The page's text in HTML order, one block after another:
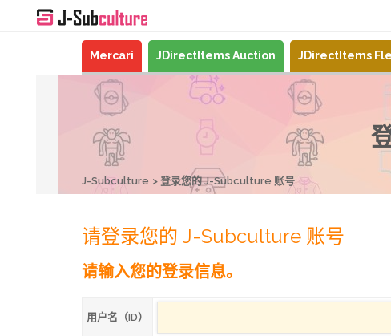
Mercari JDirectItems Auction JDirectItems
J-Subculture 登录您的 J-Subculture 账号
请登录您的 J-Subculture 账号
请输入您的登录信息。
用户名（ID）